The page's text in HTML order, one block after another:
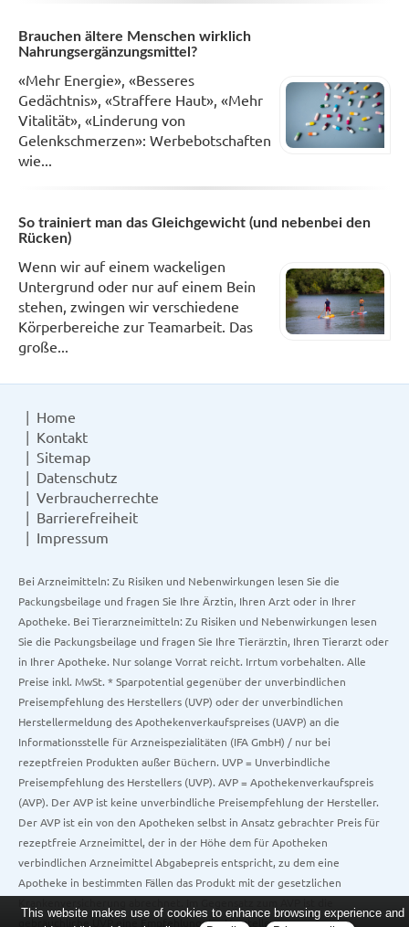
Brauchen ältere Menschen wirklich
Nahrungsergänzungsmittel?
«Mehr Energie», «Besseres
Gedächtnis», «Straffere Haut», «Mehr
Vitalität», «Linderung von
Gelenkschmerzen»: Werbebotschaften
wie...
So trainiert man das Gleichgewicht (und nebenbei den
Rücken)
Wenn wir auf einem wackeligen
Untergrund oder nur auf einem Bein
stehen, zwingen wir verschiedene
Körperbereiche zur Teamarbeit. Das
große...
Home
Kontakt
Sitemap
Datenschutz
Verbraucherrechte
Barrierefreiheit
Impressum
Bei Arzneimitteln: Zu Risiken und Nebenwirkungen lesen Sie die
Packungsbeilage und fragen Sie Ihre Ärztin, Ihren Arzt oder in Ihrer
Apotheke. Bei Tierarzneimitteln: Zu Risiken und Nebenwirkungen lesen
Sie die Packungsbeilage und fragen Sie Ihre Tierärztin, Ihren Tierarzt oder
in Ihrer Apotheke. Nur solange Vorrat reicht. Irrtum vorbehalten. Alle
Preise inkl. MwSt. * Sparpotential gegenüber der unverbindlichen
Preisempfehlung des Herstellers (UVP) oder der unverbindlichen
Herstellermeldung des Apothekenverkaufspreises (UAVP) an die
Informationsstelle für Arzneispezialitäten (IFA GmbH) / nur bei
rezeptfreien Produkten außer Büchern. UVP = Unverbindliche
Preisempfehlung des Herstellers (UVP). AVP = Apothekenverkaufspreis
(AVP). Der AVP ist keine unverbindliche Preisempfehlung der Hersteller.
Der AVP ist ein von den Apotheken selbst in Ansatz gebrachter Preis für
rezeptfreie Arzneimittel, der in der Höhe dem für Apotheken
verbindlichen Arzneimittel Abgabepreis entspricht, zu dem eine
Apotheke in bestimmten Fällen das Produkt mit der gesetzlichen
gebräuchliche UVP eine Empfehlung der Hersteller.
This website makes use of cookies to enhance browsing experience and